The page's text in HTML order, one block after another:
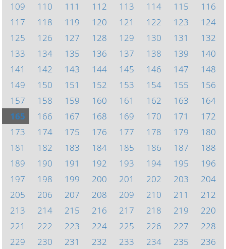
109
110 111 112 113 114 115
116
117
118 119 120 121 122 123
124
125
126 127 128 129 130 131
132
133
134 135 136 137 138 139
140
141
142 143 144 145 146 147
148
149
150 151 152 153 154 155
156
157
158 159 160 161 162 163
164
165
166 167 168 169 170 171
172
173
174 175 176 177 178 179
180
181
182 183 184 185 186 187
188
189
190 191 192 193 194 195
196
197
198 199 200 201 202 203
204
205
206 207 208 209 210 211
212
213
214 215 216 217 218 219
220
221
222 223 224 225 226 227
228
229
230 231 232 233 234 235
236